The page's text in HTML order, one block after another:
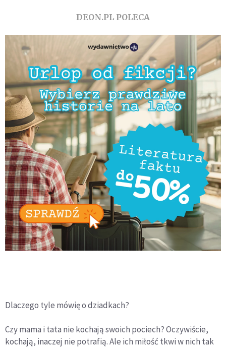
DEON.PL POLECA
Dlaczego tyle mówię o dziadkach?
Czy mama i tata nie kochają swoich pociech? Oczywiście,
kochają, inaczej nie potrafią. Ale ich miłość tkwi w nich tak